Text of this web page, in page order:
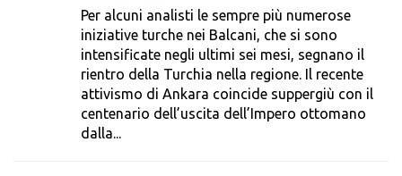
Per alcuni analisti le sempre più numerose
iniziative turche nei Balcani, che si sono
intensificate negli ultimi sei mesi, segnano il
rientro della Turchia nella regione. Il recente
attivismo di Ankara coincide suppergiù con il
centenario dell’uscita dell’Impero ottomano
dalla...